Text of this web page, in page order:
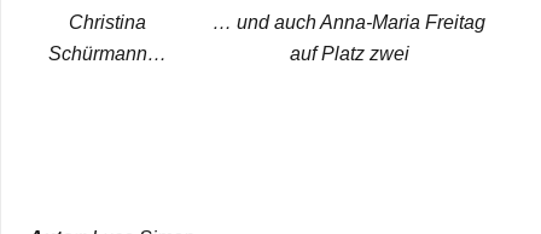
Chris­tina
Schürmann…
… und auch Anna-Maria Frei­tag
auf Platz zwei